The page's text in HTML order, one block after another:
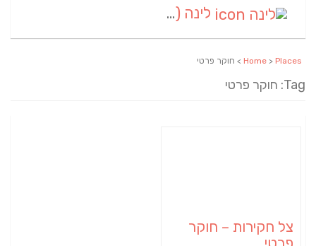
לינה (1)
Home > Places > חוקר פרטי
Tag: חוקר פרטי
צל חקירות – חוקר